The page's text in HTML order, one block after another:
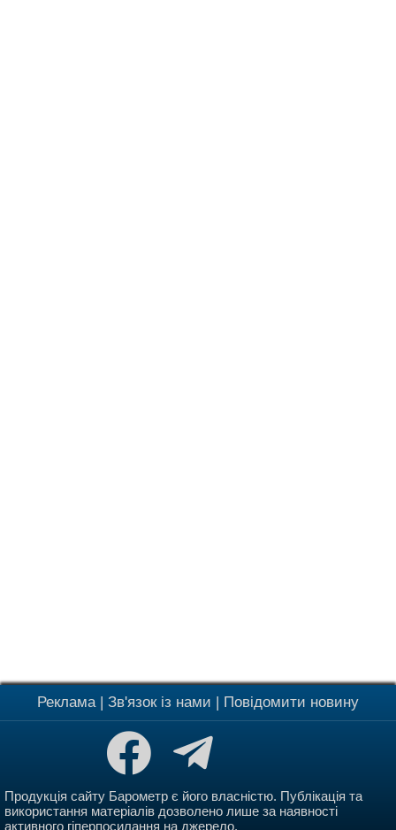
Реклама| Зв'язок із нами | Повідомити новину
Продукція сайту Барометр є його власністю. Публікація та
використання матеріалів дозволено лише за наявності
активного гіперпосилання на джерело.